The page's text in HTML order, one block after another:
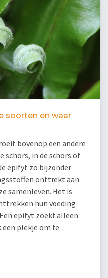
soorten en waar
bovenop een andere
schors, in de schors of
epifyt zo bijzonder
onttrekt aan
samenleven. Het is
hun voeding
epifyt zoekt alleen
plekje om te